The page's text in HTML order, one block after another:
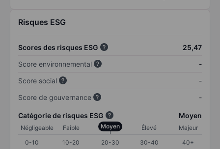
Risques ESG
Scores des risques ESG
25,47
Score environnemental
-
Score social
-
Score de gouvernance
-
Catégorie de risques ESG Moyen
Négligeable Faible Moyen Élevé
Majeur
0-10
10-20 20-30 30-40 40+